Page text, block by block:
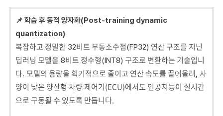
📌 학습 후 동적 양자화(Post-training dynamic
quantization)
복잡하고 정밀한 32비트 부동소수점(FP32) 연산 구조를 지닌
딥러닝 모델을 8비트 정수형(INT8) 구조로 변환하는 기술입니
다. 모델의 용량을 획기적으로 줄이고 연산 속도를 끌어올려, 사
양이 낮은 양산형 차량 제어기(ECU)에서도 인공지능이 실시간
으로 구동될 수 있도록 만듭니다.